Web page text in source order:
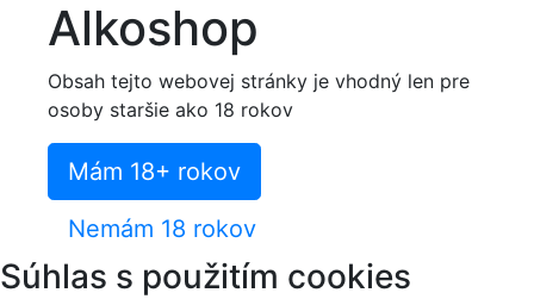
Alkoshop
Obsah tejto webovej stránky je vhodný len pre
osoby staršie ako 18 rokov
Mám 18+ rokov
Nemám 18 rokov
Súhlas s použitím cookies